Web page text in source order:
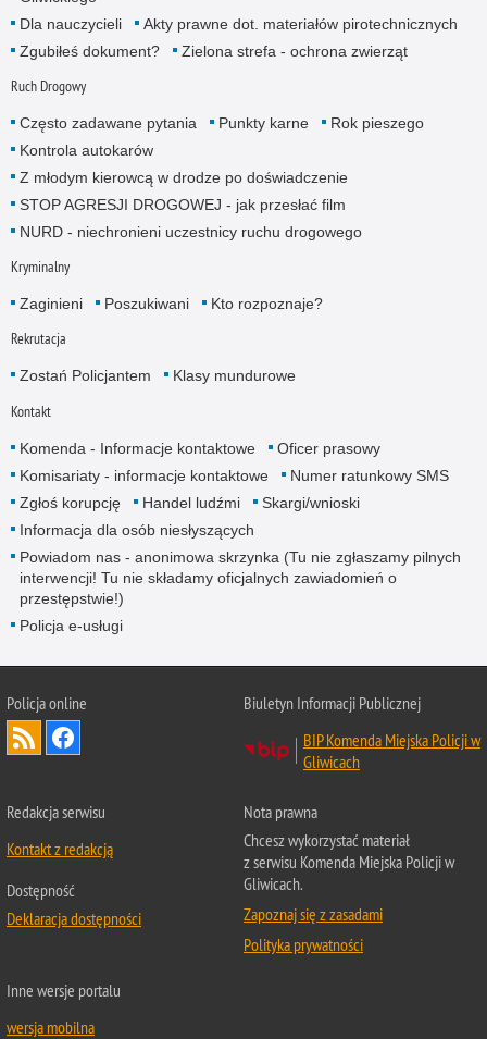
Dla nauczycieli
Akty prawne dot. materiałów pirotechnicznych
Zgubiłeś dokument?
Zielona strefa - ochrona zwierząt
Ruch Drogowy
Często zadawane pytania Punkty karne
Rok pieszego
Kontrola autokarów
Z młodym kierowcą w drodze po doświadczenie
STOP AGRESJI DROGOWEJ - jak przesłać film
NURD - niechronieni uczestnicy ruchu drogowego
Kryminalny
Zaginieni Poszukiwani Kto rozpoznaje?
Rekrutacja
Zostań Policjantem Klasy mundurowe
Kontakt
Komenda - Informacje kontaktowe
Oficer prasowy
Komisariaty - informacje kontaktowe
Numer ratunkowy SMS
Zgłoś korupcję
Handel ludźmi
Skargi/wnioski
Informacja dla osób niesłyszących
Powiadom nas - anonimowa skrzynka (Tu nie zgłaszamy pilnych
interwencji! Tu nie składamy oficjalnych zawiadomień o
przestępstwie!)
Policja e-usługi
Policja online
Biuletyn Informacji Publicznej
BIP Komenda Miejska Policji w
Gliwicach
Redakcja serwisu
Kontakt z redakcją
Dostępność
Deklaracja dostępności
Nota prawna
Chcesz wykorzystać materiał
z serwisu Komenda Miejska Policji w
Gliwicach.
Zapoznaj się z zasadami
Polityka prywatności
Inne wersje portalu
wersja mobilna